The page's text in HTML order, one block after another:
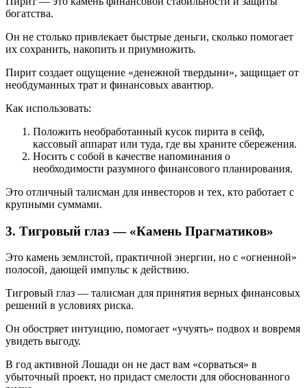
богатства.
Он не столько привлекает быстрые деньги, сколько помогает
их сохранить, накопить и приумножить.
Пирит создает ощущение «денежной твердыни», защищает от
необдуманных трат и финансовых авантюр.
Как использовать:
Положить необработанный кусок пирита в сейф,
кассовый аппарат или туда, где вы храните сбережения.
Носить с собой в качестве напоминания о
необходимости разумного финансового планирования.
Это отличный талисман для инвесторов и тех, кто работает с
крупными суммами.
3. Тигровый глаз — «Камень Прагматиков»
Это камень землистой, практичной энергии, но с «огненной»
полосой, дающей импульс к действию.
Тигровый глаз — талисман для принятия верных финансовых
решений в условиях риска.
Он обостряет интуицию, помогает «учуять» подвох и вовремя
увидеть выгоду.
В год активной Лошади он не даст вам «сорваться» в
убыточный проект, но придаст смелости для обоснованного